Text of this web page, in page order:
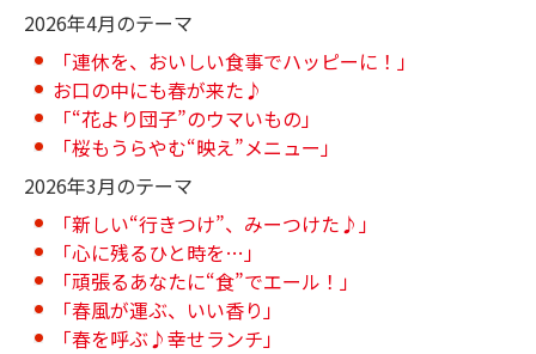
2026年4月のテーマ
「連休を、おいしい食事でハッピーに！」
お口の中にも春が来た♪
「“花より団子”のウマいもの」
「桜もうらやむ“映え”メニュー」
2026年3月のテーマ
「新しい“行きつけ”、みーつけた♪」
「心に残るひと時を…」
「頑張るあなたに“食”でエール！」
「春風が運ぶ、いい香り」
「春を呼ぶ♪幸せランチ」